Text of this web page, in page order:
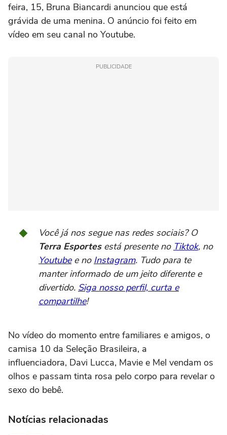
feira, 15, Bruna Biancardi anunciou que está
grávida de uma menina. O anúncio foi feito em
vídeo em seu canal no Youtube.
PUBLICIDADE
Você já nos segue nas redes sociais? O
Terra Esportesestá presente no Tiktok, no
Youtubee no Instagram. Tudo para te
manter informado de um jeito diferente e
divertido. Siga nosso perfil, curta e
compartilhe!
No vídeo do momento entre familiares e amigos, o
camisa 10 da Seleção Brasileira, a
influenciadora, Davi Lucca, Mavie e Mel vendam os
olhos e passam tinta rosa pelo corpo para revelar o
sexo do bebê.
Notícias relacionadas